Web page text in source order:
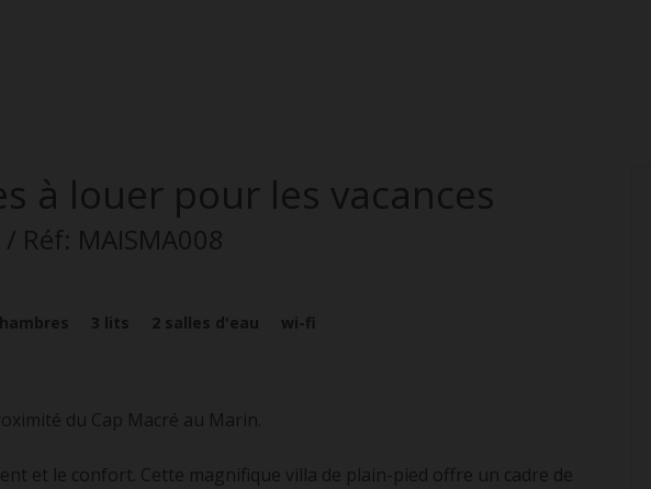
à louer pour les vacances
/ Réf: MAISMA008
3 lits 2 salles d'eau wi-fi
du Cap Macré au Marin.
et le confort. Cette magnifique villa de plain-pied offre un cadre de